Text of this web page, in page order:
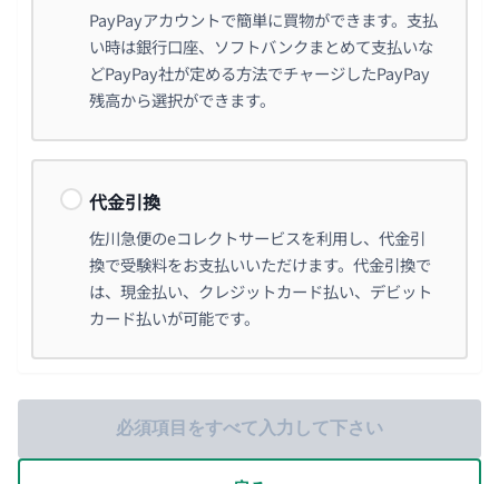
PayPayアカウントで簡単に買物ができます。支払
い時は銀行口座、ソフトバンクまとめて支払いな
どPayPay社が定める方法でチャージしたPayPay
残高から選択ができます。
代金引換
佐川急便のeコレクトサービスを利用し、代金引
換で受験料をお支払いいただけます。代金引換で
は、現金払い、クレジットカード払い、デビット
カード払いが可能です。
必須項目をすべて入力して下さい